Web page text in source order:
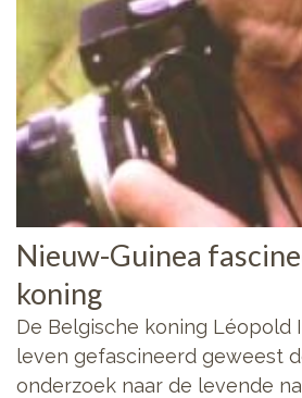
Nieuw-Guinea
koning
De Belgische koning Léopold
leven gefascineerd geweest
onderzoek naar de levende